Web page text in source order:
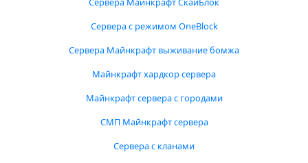
Сервера с режимом OneBlock
Сервера Майнкрафт выживание бомжа
Майнкрафт хардкор сервера
Майнкрафт сервера с городами
СМП Майнкрафт сервера
Сервера с кланами